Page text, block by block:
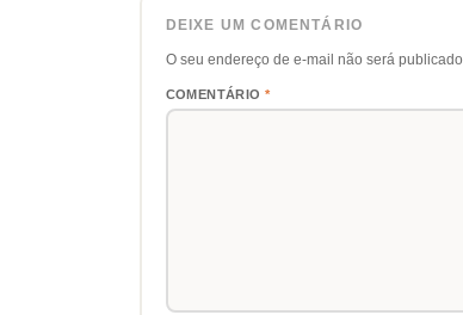
DEIXE UM COMENTÁRIO
O seu endereço de e-mail não será publicado.
COMENTÁRIO *